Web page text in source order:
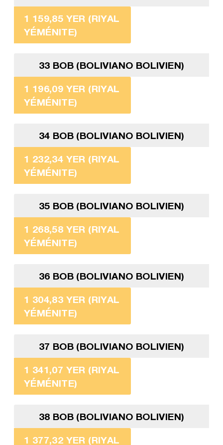
1 159,85 YER (RIYAL
YÉMÉNITE)
33 BOB (BOLIVIANO BOLIVIEN)
1 196,09 YER (RIYAL
YÉMÉNITE)
34 BOB (BOLIVIANO BOLIVIEN)
1 232,34 YER (RIYAL
YÉMÉNITE)
35 BOB (BOLIVIANO BOLIVIEN)
1 268,58 YER (RIYAL
YÉMÉNITE)
36 BOB (BOLIVIANO BOLIVIEN)
1 304,83 YER (RIYAL
YÉMÉNITE)
37 BOB (BOLIVIANO BOLIVIEN)
1 341,07 YER (RIYAL
YÉMÉNITE)
38 BOB (BOLIVIANO BOLIVIEN)
1 377,32 YER (RIYAL